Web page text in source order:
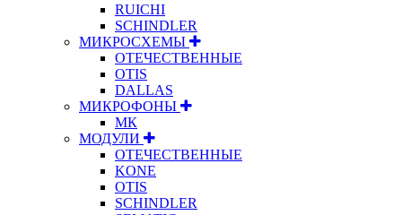
RUICHI
SCHINDLER
МИКРОСХЕМЫ
ОТЕЧЕСТВЕННЫЕ
OTIS
DALLAS
МИКРОФОНЫ
МК
МОДУЛИ
ОТЕЧЕСТВЕННЫЕ
KONE
OTIS
SCHINDLER